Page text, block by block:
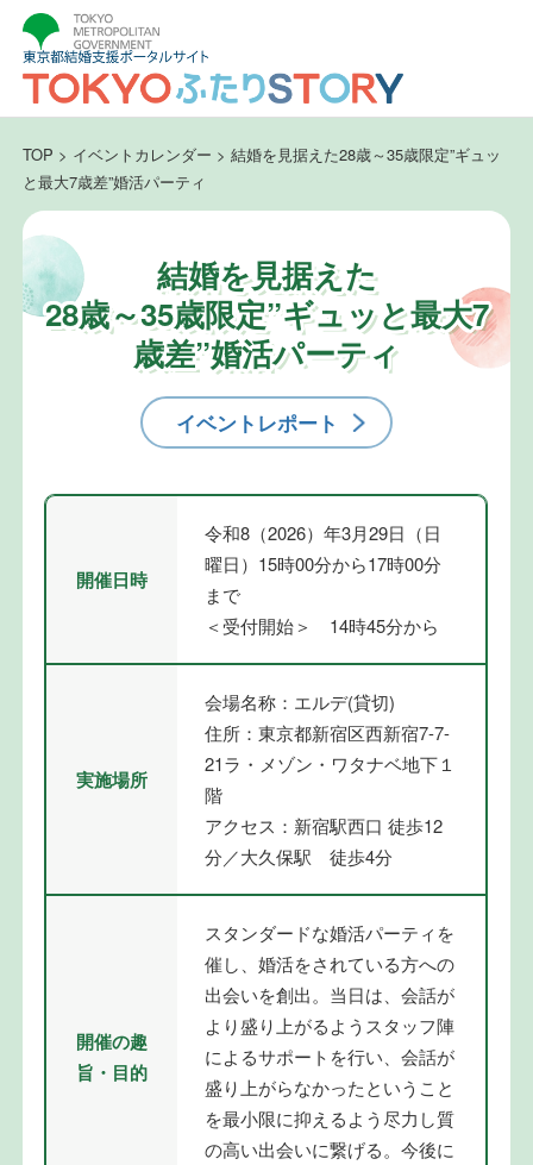
TOP > イベントカレンダー > 結婚を見据えた28歳～35歳限定”ギュッ
と最大7歳差”婚活パーティ
結婚を見据えた
28歳～35歳限定”ギュッと最大7
歳差”婚活パーティ
イベントレポート
開催日時
令和8（2026）年3月29日（日
曜日）15時00分から17時00分
まで
＜受付開始＞ 14時45分から
実施場所
会場名称：エルデ(貸切)
住所：東京都新宿区西新宿7-7-
21ラ・メゾン・ワタナベ地下１
階
アクセス：新宿駅西口 徒歩12
分／大久保駅 徒歩4分
開催の趣
旨・目的
スタンダードな婚活パーティを
催し、婚活をされている方への
出会いを創出。当日は、会話が
より盛り上がるようスタッフ陣
によるサポートを行い、会話が
盛り上がらなかったということ
を最小限に抑えるよう尽力し質
の高い出会いに繋げる。今後に